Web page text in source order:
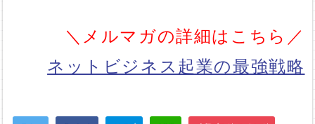
＼メルマガの詳細はこちら／
ネットビジネス起業の最強戦略